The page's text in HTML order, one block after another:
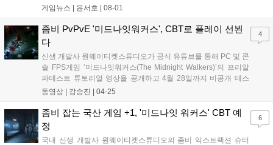
(B2B)까지 열리는 세계최대게임쇼 '게임스컴 2024' 경기도관에 참가하
게임뉴스 | 윤서호 | 08-01
좀비 PvPvE '미드나잇워커스', CBT로 플레이 선뵌
다
신생 개발사 원웨이티켓스튜디오가 공식 유튜브를 통해 PC 및 콘
솔 FPS게임 ‘미드나잇워커스(The Midnight Walkers)’의 프리알
파테스트 튜토리얼 영상을 공개하고 4월 28일까지 비공개 테스
트에 돌입한다. 지난 1월 데모 영상 첫 공개된 ‘미드나잇워커스’는
게임으로 공식 디스...
동영상 | 강승진 | 04-25
4
좀비 잡는 국산 게임 +1, '미드나잇 워커스' CBT 예
정
국내 신생 개발사 원웨이티켓스튜디오의 좀비 익스트랙션 슈터
6